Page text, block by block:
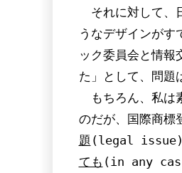
それに対して、
うなデザインがす
ック委員会と情報
た」として、問題
もちろん、私は
のだが、国際商標
題 (legal issue)は
ても (in any